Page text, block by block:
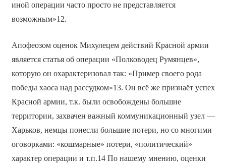
иной операции часто просто не представляется
возможным»12.
Апофеозом оценок Михулецем действий Красной армии
является статья об операции «Полководец Румянцев»,
которую он охарактеризовал так: «Пример своего рода
победы хаоса над рассудком»13. Он всё же признаёт успех
Красной армии, т.к. были освобождены большие
территории, захвачен важный коммуникационный узел —
Харьков, немцы понесли большие потери, но со многими
оговорками: «кошмарные» потери, «политический»
характер операции и т.п.14 По нашему мнению, оценки